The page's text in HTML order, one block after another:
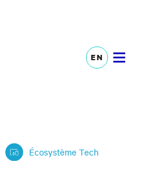
EN
Écosystème Tech